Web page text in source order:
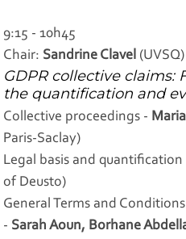
9:15 - 10h45
Chair: Sandrine Clavel (UVSQ)
GDPR collective claims:
the quantification and
Collective proceedings -
Paris-Saclay)
Legal basis and quantification
of Deusto)
General Terms and
- Sarah Aoun, Borhane